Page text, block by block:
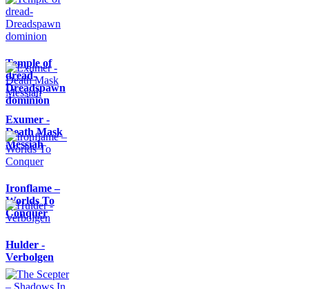
Temple of
dread-
Dreadspawn
dominion
Exumer -
Death Mask
Messiah
Ironflame –
Worlds To
Conquer
Hulder -
Verbolgen